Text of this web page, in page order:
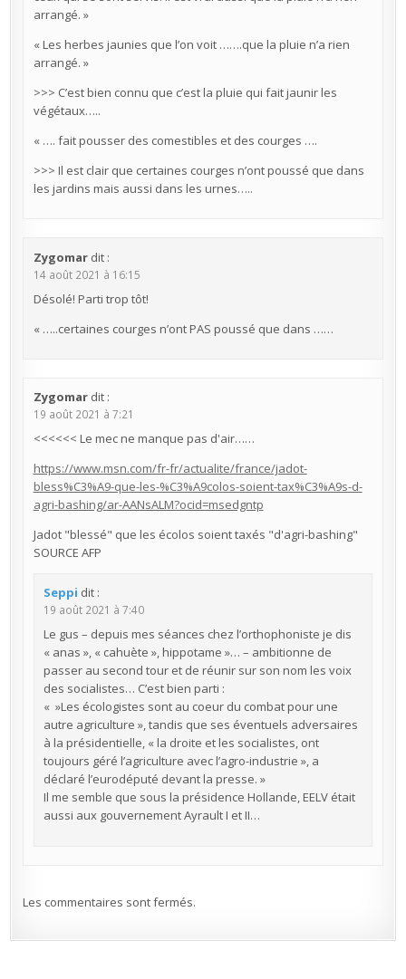
arrangé. »
« Les herbes jaunies que l’on voit …….que la pluie n’a rien
arrangé. »
>>> C’est bien connu que c’est la pluie qui fait jaunir les
végétaux…..
« …. fait pousser des comestibles et des courges ….
>>> Il est clair que certaines courges n’ont poussé que dans
les jardins mais aussi dans les urnes…..
Zygomar dit :
14 août 2021 à 16:15
Désolé! Parti trop tôt!
« …..certaines courges n’ont PAS poussé que dans ……
Zygomar dit :
19 août 2021 à 7:21
<<<<<< Le mec ne manque pas d'air……
https://www.msn.com/fr-fr/actualite/france/jadot-
bless%C3%A9-que-les-%C3%A9colos-soient-tax%C3%A9s-d-
agri-bashing/ar-AANsALM?ocid=msedgntp
Jadot "blessé" que les écolos soient taxés "d'agri-bashing"
SOURCE AFP
Seppi dit :
19 août 2021 à 7:40
Le gus – depuis mes séances chez l’orthophoniste je dis
« anas », « cahuète », hippotame »… – ambitionne de
passer au second tour et de réunir sur son nom les voix
des socialistes… C’est bien parti :
« »Les écologistes sont au coeur du combat pour une
autre agriculture », tandis que ses éventuels adversaires
à la présidentielle, « la droite et les socialistes, ont
toujours géré l’agriculture avec l’agro-industrie », a
déclaré l’eurodéputé devant la presse. »
Il me semble que sous la présidence Hollande, EELV était
aussi aux gouvernement Ayrault I et II…
Les commentaires sont fermés.